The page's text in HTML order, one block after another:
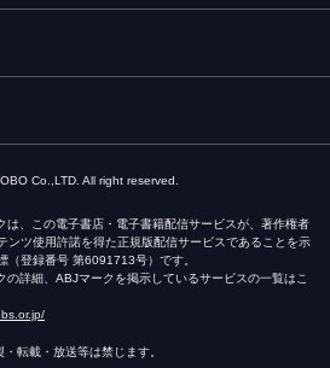
Co.,LTD. All right reserved.
は、この電子書店・電子書籍配信サービスが、著作権者
ンツ使用許諾を得た正規版配信サービスであることを示
（登録番号 第6091713号）です。
の詳細、ABJマークを掲示しているサービスの一覧はこ
・転載・放送等は禁じます。